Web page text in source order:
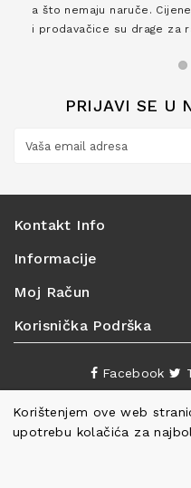
Korištenjem ove web
upotrebu kolačića za
a što nemaju naruče.
i prodavačice su drage za
PRIJAVI SE U
Kontakt Info
Informacije
Moj Račun
Korisnička Podrška
Facebook